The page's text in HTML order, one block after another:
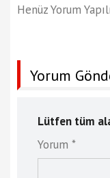
Henüz Yorum
Yorum
Lütfen tüm
Yorum *